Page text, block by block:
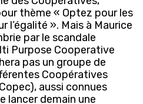
thème « Optez pour les
». Mais à Maurice
par le scandale
Purpose Cooperative
pas un groupe de
Coopératives
aussi connues
lancer demain une